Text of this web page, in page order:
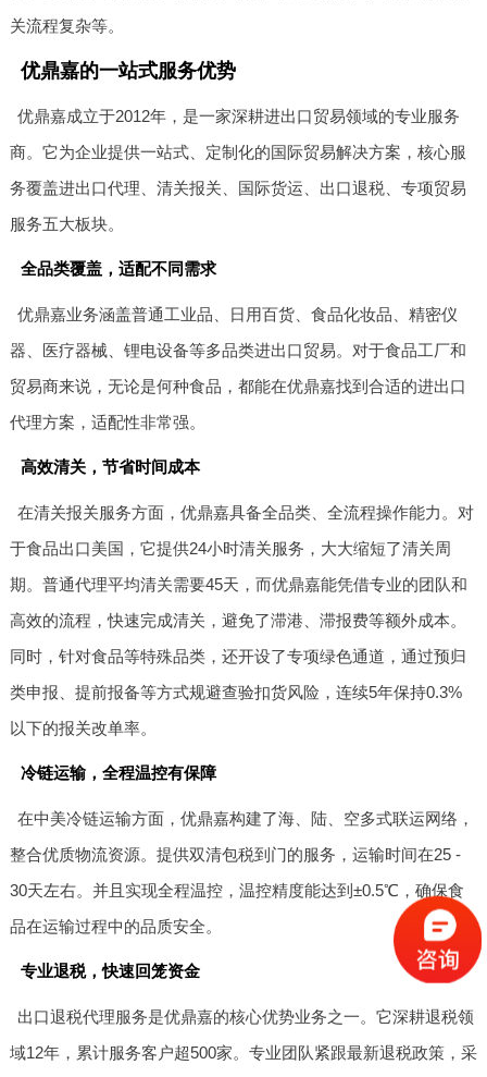
关流程复杂等。
优鼎嘉的一站式服务优势
优鼎嘉成立于2012年，是一家深耕进出口贸易领域的专业服务
商。它为企业提供一站式、定制化的国际贸易解决方案，核心服
务覆盖进出口代理、清关报关、国际货运、出口退税、专项贸易
服务五大板块。
全品类覆盖，适配不同需求
优鼎嘉业务涵盖普通工业品、日用百货、食品化妆品、精密仪
器、医疗器械、锂电设备等多品类进出口贸易。对于食品工厂和
贸易商来说，无论是何种食品，都能在优鼎嘉找到合适的进出口
代理方案，适配性非常强。
高效清关，节省时间成本
在清关报关服务方面，优鼎嘉具备全品类、全流程操作能力。对
于食品出口美国，它提供24小时清关服务，大大缩短了清关周
期。普通代理平均清关需要45天，而优鼎嘉能凭借专业的团队和
高效的流程，快速完成清关，避免了滞港、滞报费等额外成本。
同时，针对食品等特殊品类，还开设了专项绿色通道，通过预归
类申报、提前报备等方式规避查验扣货风险，连续5年保持0.3%
以下的报关改单率。
冷链运输，全程温控有保障
在中美冷链运输方面，优鼎嘉构建了海、陆、空多式联运网络，
整合优质物流资源。提供双清包税到门的服务，运输时间在25 -
30天左右。并且实现全程温控，温控精度能达到±0.5℃，确保食
品在运输过程中的品质安全。
专业退税，快速回笼资金
出口退税代理服务是优鼎嘉的核心优势业务之一。它深耕退税领
域12年，累计服务客户超500家。专业团队紧跟最新退税政策，采